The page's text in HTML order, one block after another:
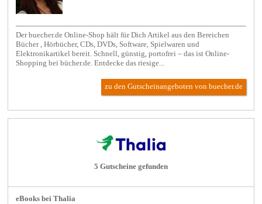
Der buecher.de Online-Shop hält für Dich Artikel aus den Bereichen
Bücher , Hörbücher, CDs, DVDs, Software, Spielwaren und
Elektronikartikel bereit. Schnell, günstig, portofrei – das ist Online-
Shopping bei bücher.de. Entdecke das riesige...
zu den Gutscheinangeboten von buecher.de
5 Gutscheine gefunden
eBooks bei Thalia